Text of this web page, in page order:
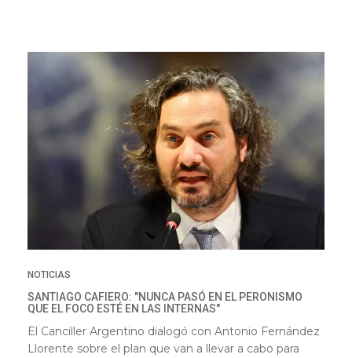
NOTICIAS
SANTIAGO CAFIERO: "NUNCA PASÓ EN EL PERONISMO
QUE EL FOCO ESTÉ EN LAS INTERNAS"
El Canciller Argentino dialogó con Antonio Fernández
Llorente sobre el plan que van a llevar a cabo para